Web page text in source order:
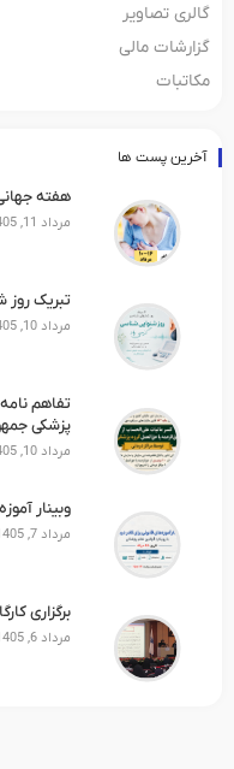
گالری تصاویر
گزارشات مالی
مکاتبات
آخرین پست ها
هفته جهانی
مرداد 11, 1405
تبریک روز
مرداد 10, 1405
تفاهم
پزشکی
مرداد 10, 1405
وبینار
مرداد 7, 1405
برگزاری
مرداد 6, 1405